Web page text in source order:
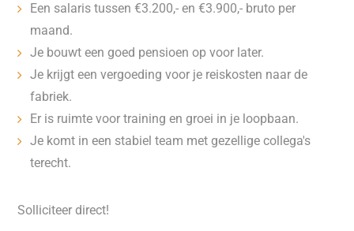
Een salaris tussen €3.200,- en €3.900,- bruto per
maand.
Je bouwt een goed pensioen op voor later.
Je krijgt een vergoeding voor je reiskosten naar de
fabriek.
Er is ruimte voor training en groei in je loopbaan.
Je komt in een stabiel team met gezellige collega's
terecht.
Solliciteer direct!